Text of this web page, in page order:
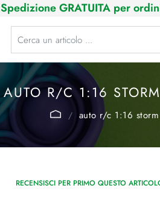
Spedizione GRATUITA per
La modifica di un filtro aggiorna
AUTO R/C 1:16
auto r/c 1:16
RECENSISCI PER PRIMO QUESTO